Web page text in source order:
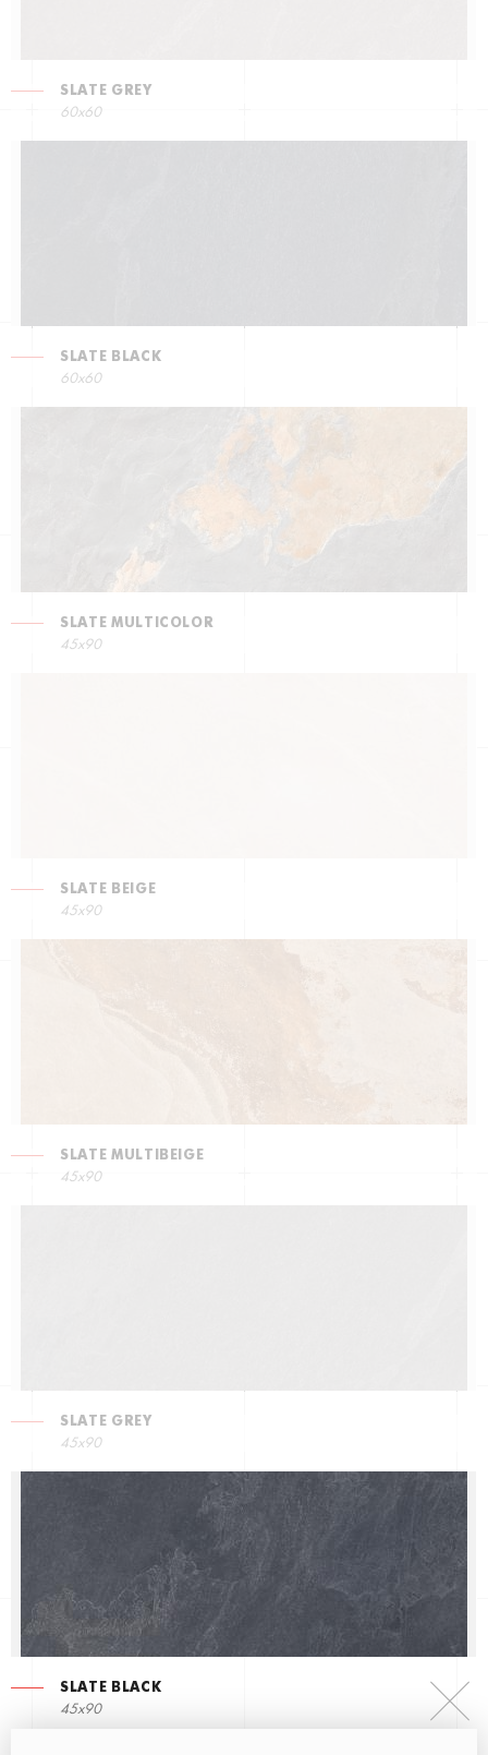
SLATE GREY
60x60
SLATE BLACK
60x60
SLATE MULTICOLOR
45x90
SLATE BEIGE
45x90
SLATE MULTIBEIGE
45x90
SLATE GREY
45x90
SLATE BLACK
45x90